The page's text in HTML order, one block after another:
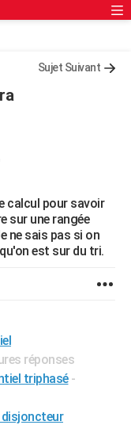
Sujet Suivant
calcul pour savoir
sur une rangée
ne sais pas si on
est sur du tri.
réponses
triphasé -